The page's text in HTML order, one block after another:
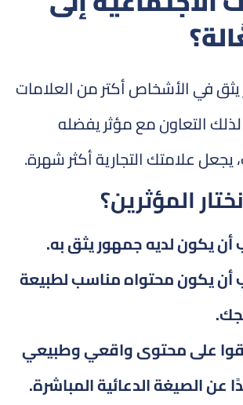
في الأشخاص أكتر من العلامات
لذلك التعاون مع مؤثر يفضله
علامتك التجارية أكثر شهرة.
المؤثرين؟
أن يكون لديه جمهور يثق به.
أن يكون محتواه مناسب لطبيعة
على محتوى واقعي وطبيعي
عن الصيغة الدعائية المباشرة.